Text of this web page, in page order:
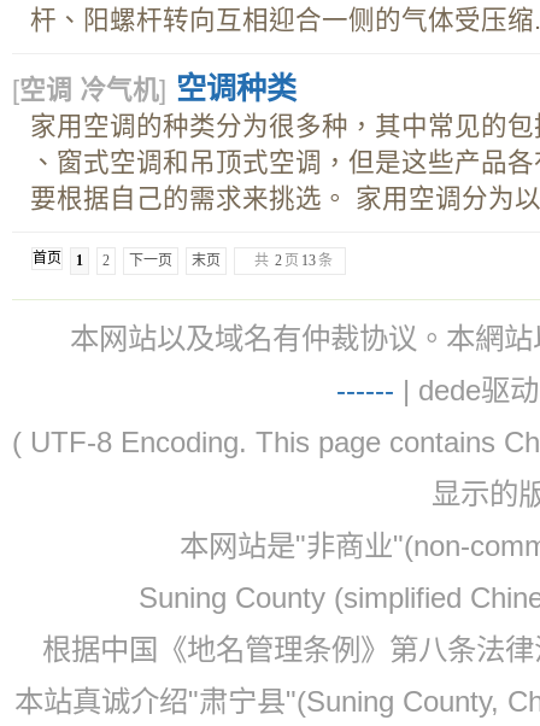
杆、阳螺杆转向互相迎合一侧的气体受压缩
[空调 冷气机] 空调种类
家用空调的种类分为很多种，其中常见的
、窗式空调和吊顶式空调，但是这些产品
要根据自己的需求来挑选。 家用空调分为
首页 1 2 下一页 末页 共 2 页 13 条
本网站以及域名有仲裁协议。本網
------ | dede驱
( UTF-8 Encoding. This page contains
显示的
本网站是"非商业"(non-
Suning County (simplified
根据中国《地名管理条例》第八条法
本站真诚介绍"肃宁县"(Suning County,